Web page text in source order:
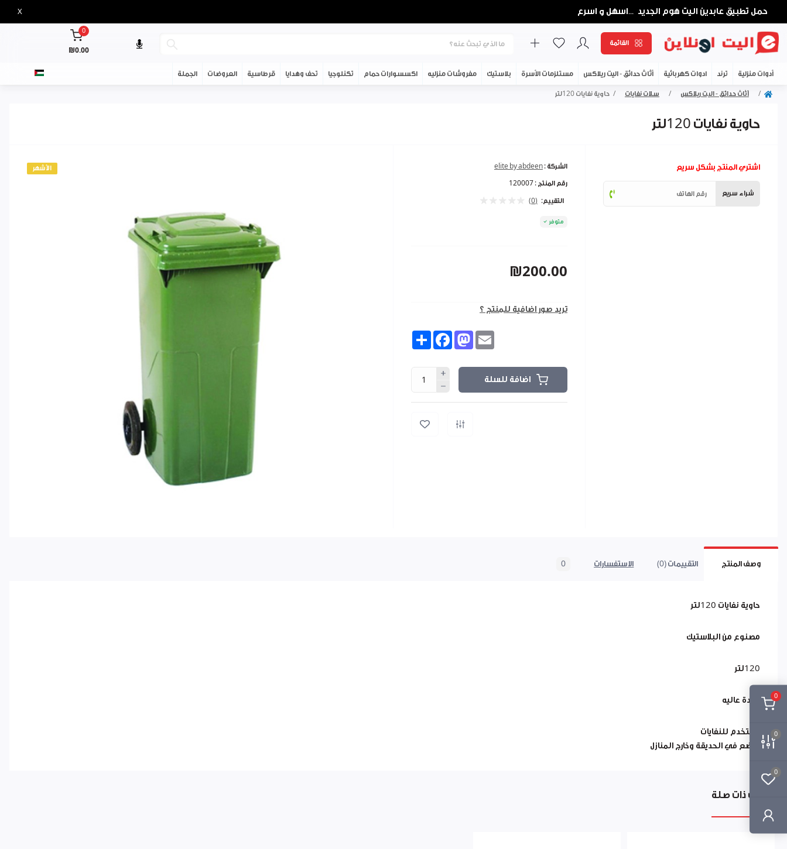
0
0
0
حمل تطبيق عابدين اليت هوم الجديد ...اسهل و اسرع X
القائمة
0
₪0.00
أدوات منزلية ترند ادوات كهربائية أثاث حدائق - اليت ريلاكس مستلزمات الأسرة بلاستيك مفروشات منزليه اكسسوارات حمام تكنلوجيا تحف وهدايا قرطاسية العروضات الجملة
أثاث حدائق - اليت ريلاكس سلات نفايات حاوية نفايات 120لتر
حاوية نفايات 120لتر
الأشهر الشركة : elite by abdeen
رقم المنتج : 120007
التقييم: (0)
متوفر
₪200.00
تريد صور اضافية للمنتج ؟
Share FacebookMastodon
اضافة للسلة
اشتري المنتج بشكل سريع
شراء سريع
وصف المنتج التقييمات (0) الاستفسارات 0
حاوية نفايات 120لتر
مصنوع من البلاستيك
120لتر
جودة عاليه
تستخدم للنفايات
توضع في الحديقة وخارج المنازل
منتجات ذات صلة